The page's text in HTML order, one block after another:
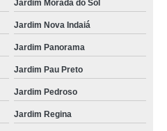
Jardim Morada do Sol
Jardim Nova Indaiá
Jardim Panorama
Jardim Pau Preto
Jardim Pedroso
Jardim Regina